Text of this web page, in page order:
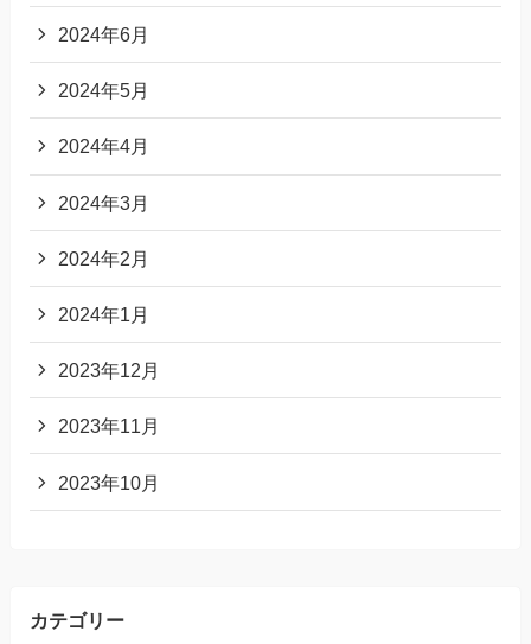
2024年6月
2024年5月
2024年4月
2024年3月
2024年2月
2024年1月
2023年12月
2023年11月
2023年10月
カテゴリー